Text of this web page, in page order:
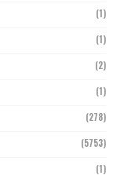
(1)
(1)
(2)
(1)
(278)
(5753)
(1)